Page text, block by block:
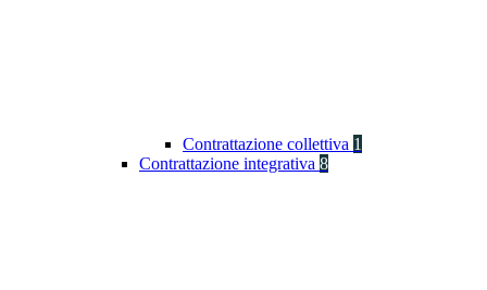
Contrattazione collettiva 1
Contrattazione integrativa 8